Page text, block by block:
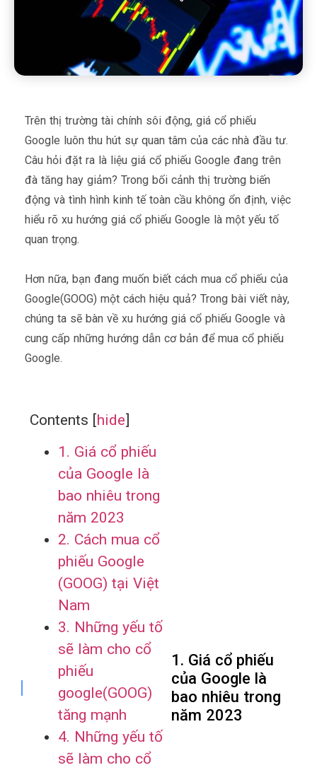
Trên thị trường tài chính sôi động, giá cổ phiếu
Google luôn thu hút sự quan tâm của các nhà đầu tư.
Câu hỏi đặt ra là liệu giá cổ phiếu Google đang trên
đà tăng hay giảm? Trong bối cảnh thị trường biến
động và tình hình kinh tế toàn cầu không ổn định, việc
hiểu rõ xu hướng giá cổ phiếu Google là một yếu tố
quan trọng.
Hơn nữa, bạn đang muốn biết cách mua cổ phiếu của
Google(GOOG) một cách hiệu quả? Trong bài viết này,
chúng ta sẽ bàn về xu hướng giá cổ phiếu Google và
cung cấp những hướng dẫn cơ bản để mua cổ phiếu
Google.
Contents [hide]
1. Giá cổ phiếu
của Google là
bao nhiêu trong
năm 2023
2. Cách mua cổ
phiếu Google
(GOOG) tại Việt
Nam
3. Những yếu tố
sẽ làm cho cổ
phiếu
google(GOOG)
tăng mạnh
4. Những yếu tố
sẽ làm cho cổ
1. Giá cổ phiếu
của Google là
bao nhiêu trong
năm 2023